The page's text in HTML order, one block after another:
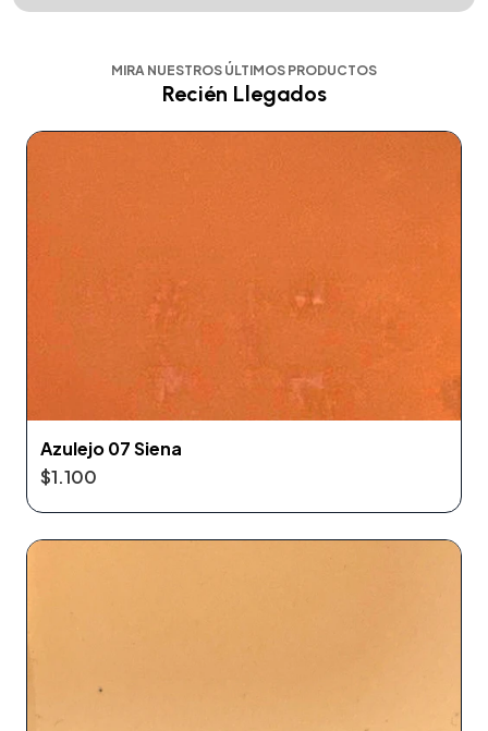
MIRA NUESTROS ÚLTIMOS PRODUCTOS
Recién Llegados
Azulejo 07 Siena
$1.100